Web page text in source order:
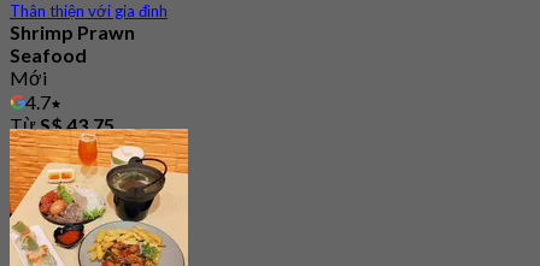
Thân thiện với gia đình
Shrimp Prawn
Seafood
Mới
4.7
TừS$ 43.75